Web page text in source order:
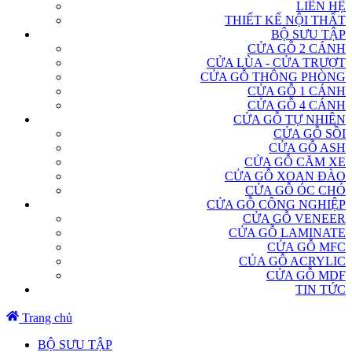
LIÊN HỆ
THIẾT KẾ NỘI THẤT
BỘ SƯU TẬP
CỬA GỖ 2 CÁNH
CỬA LÙA - CỬA TRƯỢT
CỬA GỖ THÔNG PHÒNG
CỬA GỖ 1 CÁNH
CỬA GỖ 4 CÁNH
CỬA GỖ TỰ NHIÊN
CỬA GỖ SỒI
CỬA GỖ ASH
CỬA GỖ CĂM XE
CỬA GỖ XOAN ĐÀO
CỬA GỖ ÓC CHÓ
CỬA GỖ CÔNG NGHIỆP
CỬA GỖ VENEER
CỬA GỖ LAMINATE
CỬA GỖ MFC
CỦA GỖ ACRYLIC
CỬA GỖ MDF
TIN TỨC
Trang chủ
BỘ SƯU TẬP